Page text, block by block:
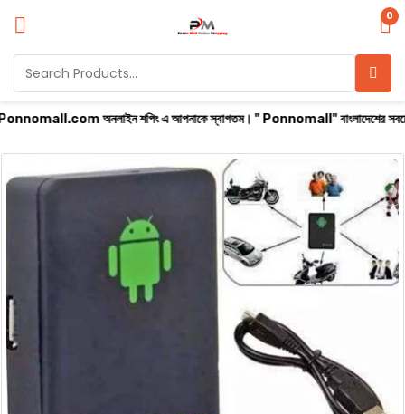
অনলাইন শপিং এ আপনাকে স্বাগতম। " Ponnomall" বাংলাদেশের সবচেয়ে বিশ্বস্ত
0